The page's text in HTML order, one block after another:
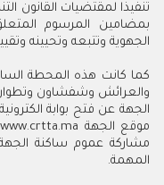
بمضامين المرسوم
الجهوية وتتبعه وتحيينه
كما كانت هذه المحطة
والعرائش وشفشاون
الجهة عن فتح بوابة
مشاركة عموم ساكنة الجهة
المهمة.